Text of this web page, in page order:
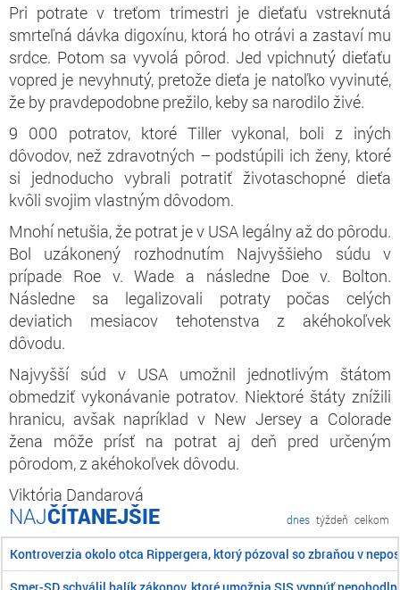
Pri potrate v treťom trimestri je dieťaťu vstreknutá
smrteľná dávka digoxínu, ktorá ho otrávi a zastaví mu
srdce. Potom sa vyvolá pôrod. Jed vpichnutý dieťaťu
vopred je nevyhnutý, pretože dieťa je natoľko vyvinuté,
že by pravdepodobne prežilo, keby sa narodilo živé.
9 000 potratov, ktoré Tiller vykonal, boli z iných
dôvodov, než zdravotných – podstúpili ich ženy, ktoré
si jednoducho vybrali potratiť životaschopné dieťa
kvôli svojim vlastným dôvodom.
Mnohí netušia, že potrat je v USA legálny až do pôrodu.
Bol uzákonený rozhodnutím Najvyššieho súdu v
prípade Roe v. Wade a následne Doe v. Bolton.
Následne sa legalizovali potraty počas celých
deviatich mesiacov tehotenstva z akéhokoľvek
dôvodu.
Najvyšší súd v USA umožnil jednotlivým štátom
obmedziť vykonávanie potratov. Niektoré štáty znížili
hranicu, avšak napríklad v New Jersey a Colorade
žena môže prísť na potrat aj deň pred určeným
pôrodom, z akéhokoľvek dôvodu.
Viktória Dandarová
ČÍTANEJŠIE dnes týždeň celkom
Kontroverzia okolo otca Rippergera, ktorý pózoval so zbraňou v